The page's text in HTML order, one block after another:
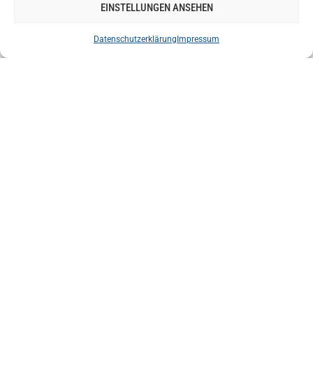
EINSTELLUNGEN ANSEHEN
Datenschutzerklärung Impressum
OSAN YARAN | 18.12.2025